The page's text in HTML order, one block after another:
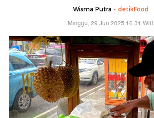
Wisma Putra - detikFood
Minggu, 29 Jun 2025 16:31 WIB